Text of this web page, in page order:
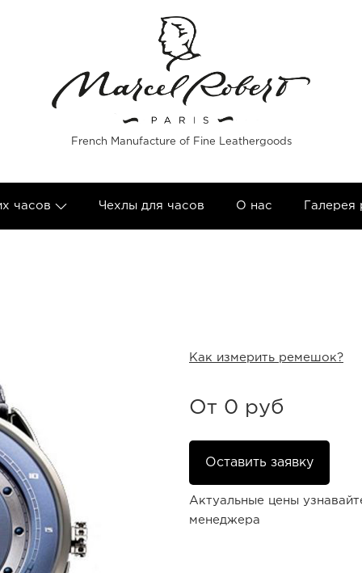
French Manufacture of Fine Leathergoods
часов Чехлы для часов О нас
Как измерить ремешок?
От 0 руб
Оставить заявку
Актуальные цены
менеджера